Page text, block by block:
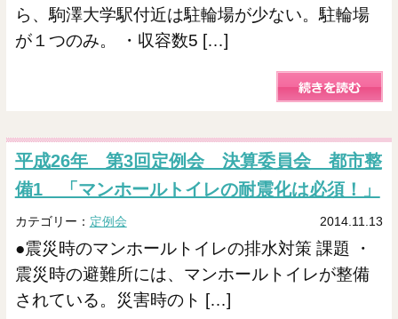
ら、駒澤大学駅付近は駐輪場が少ない。駐輪場
が１つのみ。 ・収容数5 […]
平成26年 第3回定例会 決算委員会 都市整
備1 「マンホールトイレの耐震化は必須！」
カテゴリー： 定例会 2014.11.13
●震災時のマンホールトイレの排水対策 課題 ・
震災時の避難所には、マンホールトイレが整備
されている。災害時のト […]